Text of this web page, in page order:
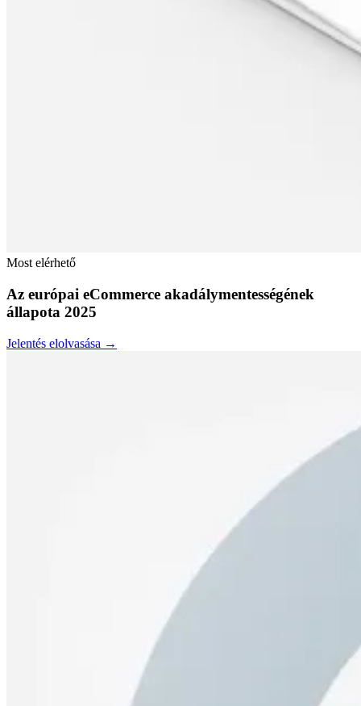
Most elérhető
Az európai eCommerce akadálymentességének
állapota 2025
Jelentés elolvasása →